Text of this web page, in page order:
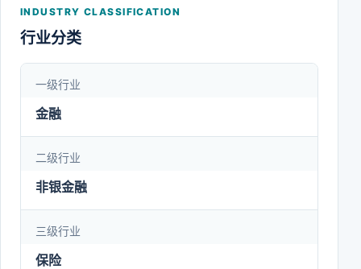
INDUSTRY CLASSIFICATION
行业分类
一级行业
金融
二级行业
非银金融
三级行业
保险